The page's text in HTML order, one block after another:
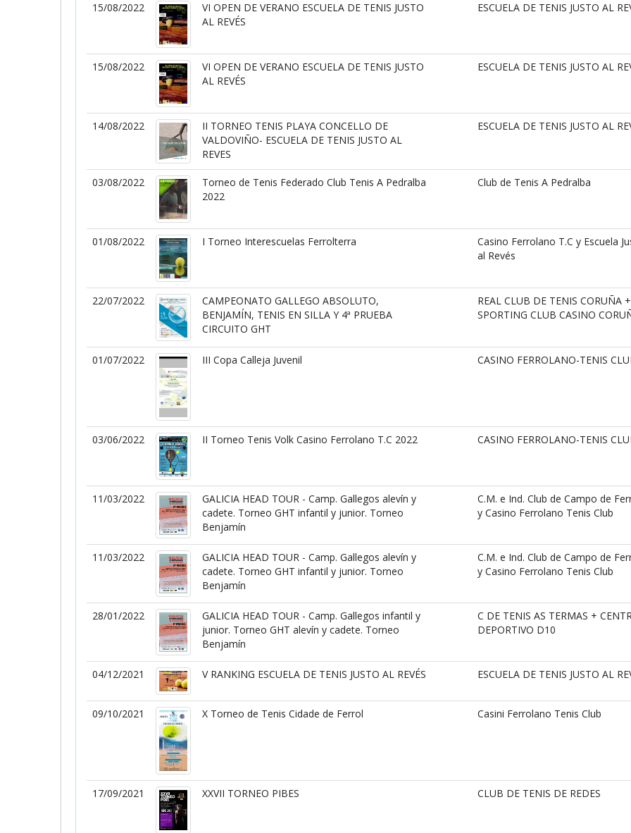
15/08/2022
VI OPEN DE VERANO ESCUELA DE TENIS JUSTO
AL REVÉS
ESCUELA DE TENIS JUSTO AL
15/08/2022
VI OPEN DE VERANO ESCUELA DE TENIS JUSTO
AL REVÉS
ESCUELA DE TENIS JUSTO AL
14/08/2022
II TORNEO TENIS PLAYA CONCELLO DE
VALDOVIÑO- ESCUELA DE TENIS JUSTO AL
REVES
ESCUELA DE TENIS JUSTO AL
03/08/2022
Torneo de Tenis Federado Club Tenis A Pedralba
2022
Club de Tenis A Pedralba
01/08/2022 I Torneo Interescuelas Ferrolterra
Casino Ferrolano T.C y Escuela
al Revés
22/07/2022
CAMPEONATO GALLEGO ABSOLUTO,
BENJAMÍN, TENIS EN SILLA Y 4ª PRUEBA
CIRCUITO GHT
REAL CLUB DE TENIS CORUÑA +
SPORTING CLUB CASINO
01/07/2022 III Copa Calleja Juvenil CASINO FERROLANO-TENIS
03/06/2022 II Torneo Tenis Volk Casino Ferrolano T.C 2022 CASINO FERROLANO-TENIS
11/03/2022
GALICIA HEAD TOUR - Camp. Gallegos alevín y
cadete. Torneo GHT infantil y junior. Torneo
Benjamín
C.M. e Ind. Club de Campo de
y Casino Ferrolano Tenis Club
11/03/2022
GALICIA HEAD TOUR - Camp. Gallegos alevín y
cadete. Torneo GHT infantil y junior. Torneo
Benjamín
C.M. e Ind. Club de Campo de
y Casino Ferrolano Tenis Club
28/01/2022
GALICIA HEAD TOUR - Camp. Gallegos infantil y
junior. Torneo GHT alevín y cadete. Torneo
Benjamín
C DE TENIS AS TERMAS +
DEPORTIVO D10
04/12/2021 V RANKING ESCUELA DE TENIS JUSTO AL REVÉS ESCUELA DE TENIS JUSTO AL
09/10/2021 X Torneo de Tenis Cidade de Ferrol Casini Ferrolano Tenis Club
17/09/2021 XXVII TORNEO PIBES CLUB DE TENIS DE REDES